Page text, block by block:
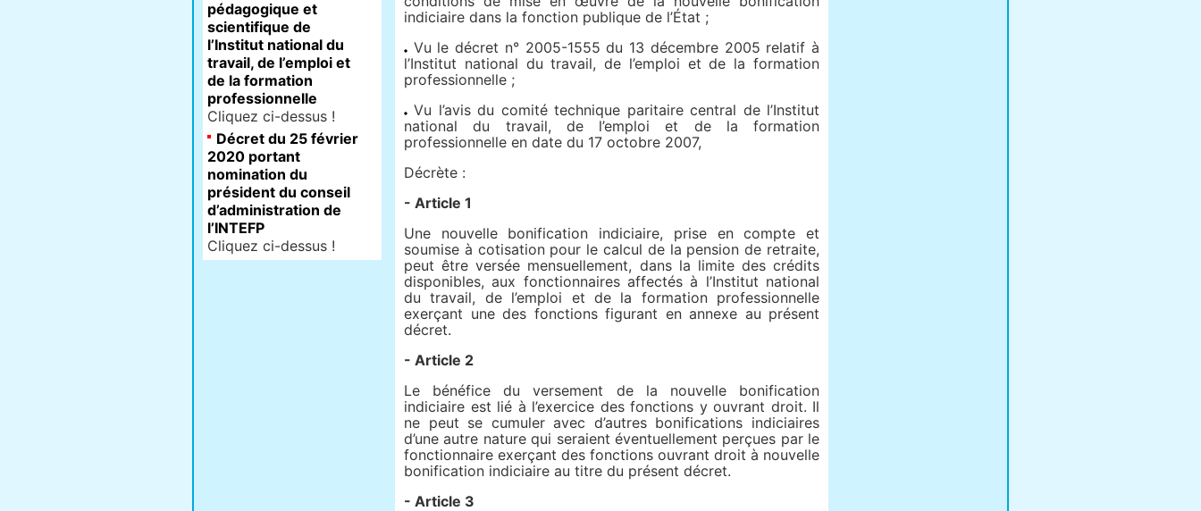
indiciaire dans la fonction publique de l’État ;
Vu le décret n° 2005-1555 du 13 décembre 2005 relatif à
l’Institut national du travail, de l’emploi et de la formation
professionnelle ;
Vu l’avis du comité technique paritaire central de l’Institut
national du travail, de l’emploi et de la formation
professionnelle en date du 17 octobre 2007,
Décrète :
- Article 1
Une nouvelle bonification indiciaire, prise en compte et
soumise à cotisation pour le calcul de la pension de retraite,
peut être versée mensuellement, dans la limite des crédits
disponibles, aux fonctionnaires affectés à l’Institut national
du travail, de l’emploi et de la formation professionnelle
exerçant une des fonctions figurant en annexe au présent
décret.
- Article 2
Le bénéfice du versement de la nouvelle bonification
indiciaire est lié à l’exercice des fonctions y ouvrant droit. Il
ne peut se cumuler avec d’autres bonifications indiciaires
d’une autre nature qui seraient éventuellement perçues par le
fonctionnaire exerçant des fonctions ouvrant droit à nouvelle
bonification indiciaire au titre du présent décret.
- Article 3
pédagogique et
scientifique de
l’Institut national du
travail, de l’emploi et
de la formation
professionnelle
Cliquez ci-dessus !
Décret du 25 février
2020 portant
nomination du
président du conseil
d’administration de
l’INTEFP
Cliquez ci-dessus !